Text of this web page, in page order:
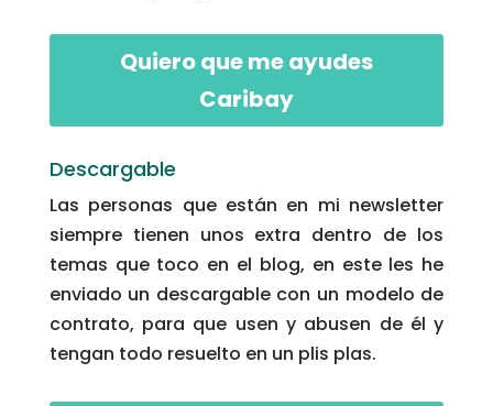
Quiero que me ayudes
Caribay
Descargable
Las personas que están en mi newsletter
siempre tienen unos extra dentro de los
temas que toco en el blog, en este les he
enviado un descargable con un modelo de
contrato, para que usen y abusen de él y
tengan todo resuelto en un plis plas.